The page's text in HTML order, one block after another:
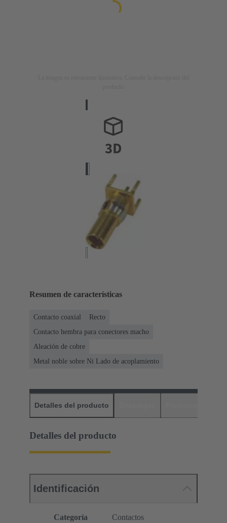
Resumen de características
Contacto coaxial
Recto
Contacto hembra para conectores macho
Aleación de cobre
Metal noble sobre Ni Lado de acoplamiento
Detalles del producto
Detalles del producto
Identificación
Categoría
Contactos